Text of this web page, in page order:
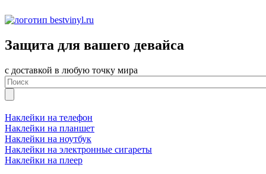
Защита для вашего девайса
с доставкой в любую точку мира
Наклейки на телефон
Наклейки на планшет
Наклейки на ноутбук
Наклейки на электронные сигареты
Наклейки на плеер